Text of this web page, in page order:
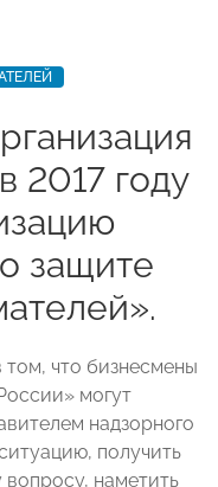
2017 году
защите
что бизнесмены
могут
надзорного
получить
наметить